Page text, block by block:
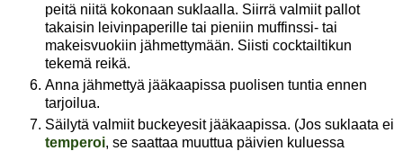
peitä niitä kokonaan suklaalla. Siirrä valmiit pallot
takaisin leivinpaperille tai pieniin muffinssi- tai
makeisvuokiin jähmettymään. Siisti cocktailtikun
tekemä reikä.
Anna jähmettyä jääkaapissa puolisen tuntia ennen
tarjoilua.
Säilytä valmiit buckeyesit jääkaapissa. (Jos suklaata ei
temperoi, se saattaa muuttua päivien kuluessa